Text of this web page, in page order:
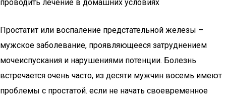
проводить лечение в домашних условиях
Простатит или воспаление предстательной железы –
мужское заболевание, проявляющееся затруднением
мочеиспускания и нарушениями потенции. Болезнь
встречается очень часто, из десяти мужчин восемь имеют
проблемы с простатой. если не начать своевременное